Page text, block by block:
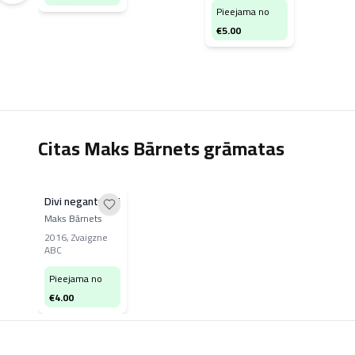
Pieejama no
€5.00
Citas Maks Bārnets grāmatas
Divi negantnieki
Maks Bārnets
2016,Zvaigzne
ABC
Pieejama no
€4.00